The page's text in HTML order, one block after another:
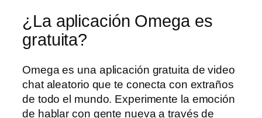
¿La aplicación Omega es
gratuita?
Omega es una aplicación gratuita de video
chat aleatorio que te conecta con extraños
de todo el mundo. Experimente la emoción
de hablar con gente nueva a través de